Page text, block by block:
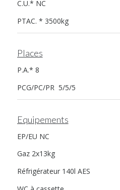
C.U.* NC
PTAC. * 3500kg
Places
P.A.* 8
PCG/PC/PR 5/5/5
Equipements
EP/EU NC
Gaz 2x13kg
Réfrigérateur 140l AES